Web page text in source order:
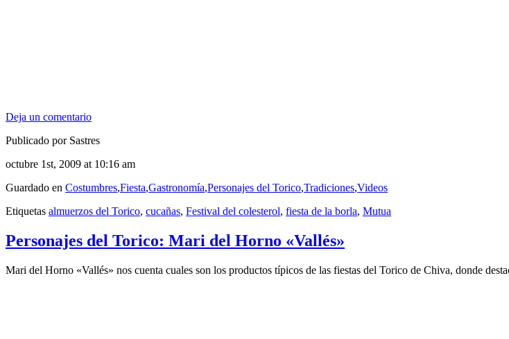
Deja un comentario
Publicado por Sastres
octubre 1st, 2009 at 10:16 am
Guardado en Costumbres,Fiesta,Gastronomía,Personajes del Torico,Tradiciones,Videos
Etiquetas almuerzos del Torico, cucañas, Festival del colesterol, fiesta de la borla, Mutua
Personajes del Torico: Mari del Horno «Vallés»
Mari del Horno «Vallés» nos cuenta cuales son los productos típicos de las fiestas del Torico de Chiva, donde